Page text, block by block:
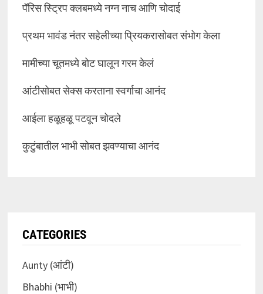
पॅरिस स्ट्रिप क्लबमध्ये नग्न नाच आणि चोदाई
प्रथम भावंड नंतर सहेलीच्या प्रियकरासोबत संभोग केला
मामीच्या चूतमध्ये बोट घालून गरम केलं
आंटीसोबत सेक्स करताना स्वर्गाचा आनंद
आईला हळूहळू पटवून चोदले
कुटुंबातील भाभी सोबत झवण्याचा आनंद
CATEGORIES
Aunty (आंटी)
Bhabhi (भाभी)